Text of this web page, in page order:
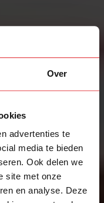
Over
advertenties te
media te bieden
Ook delen we
site met onze
en analyse. Deze